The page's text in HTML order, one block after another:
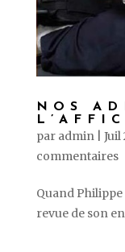
NOS
par admin| Juil
commentaires
Quand Philippe
revue de son